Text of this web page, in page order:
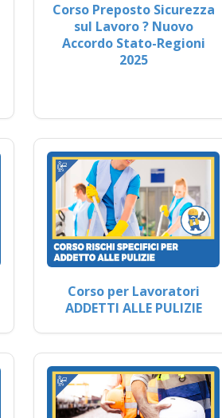
Corso Preposto Sicurezza
sul Lavoro ? Nuovo
Accordo Stato-Regioni
2025
Corso per Lavoratori
ADDETTI ALLE PULIZIE